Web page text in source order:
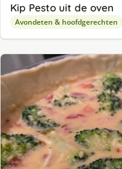
Kip Pesto uit de oven
Avondeten & hoofdgerechten